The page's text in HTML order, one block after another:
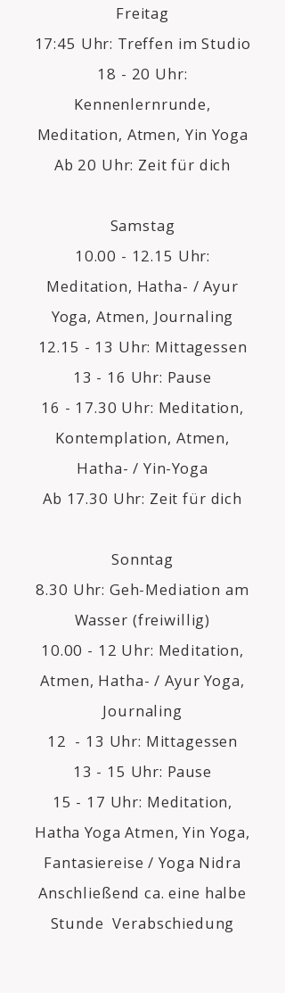
Freitag
17:45 Uhr: Treffen im Studio
18 - 20 Uhr:
Kennenlernrunde,
Meditation, Atmen, Yin Yoga
Ab 20 Uhr: Zeit für dich
Samstag
10.00 - 12.15 Uhr:
Meditation, Hatha- / Ayur
Yoga, Atmen, Journaling
12.15 - 13 Uhr: Mittagessen
13 - 16 Uhr: Pause
16 - 17.30 Uhr: Meditation,
Kontemplation, Atmen,
Hatha- / Yin-Yoga
Ab 17.30 Uhr: Zeit für dich
Sonntag
8.30 Uhr: Geh-Mediation am
Wasser (freiwillig)
10.00 - 12 Uhr: Meditation,
Atmen, Hatha- / Ayur Yoga,
Journaling
12 - 13 Uhr: Mittagessen
13 - 15 Uhr: Pause
15 - 17 Uhr: Meditation,
Hatha Yoga Atmen, Yin Yoga,
Fantasiereise / Yoga Nidra
Anschließend ca. eine halbe
Stunde Verabschiedung